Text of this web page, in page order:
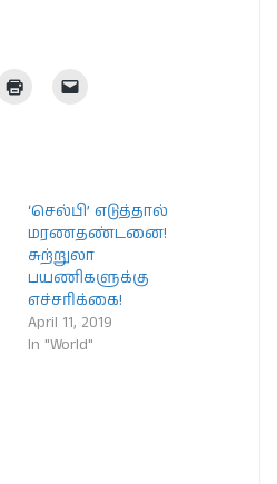
‘செல்பி’ எடுத்தால்
மரணதண்டனை!
சுற்றுலா
பயணிகளுக்கு
எச்சரிக்கை!
April 11, 2019
In "World"